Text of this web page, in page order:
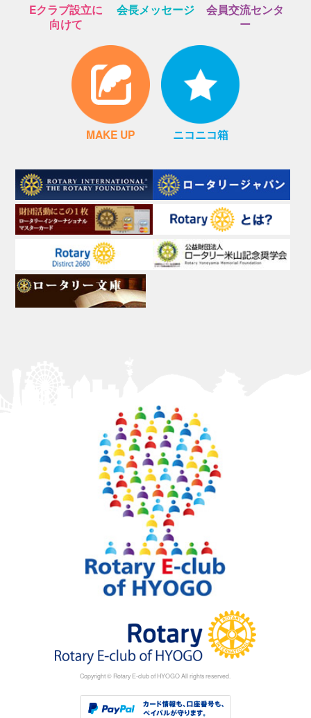
Eクラブ設立に
向けて
会長メッセージ
会員交流センタ
ー
MAKE UP ニコニコ箱
Copyright © Rotary E-club of HYOGO All rights reserved.